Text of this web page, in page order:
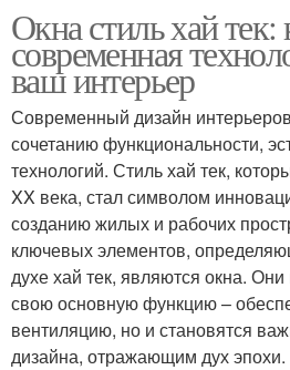
Окна стиль хай тек:
современная
ваш интерьер
Современный дизайн
сочетанию функциональности,
технологий. Стиль хай тек,
XX века, стал символом
созданию жилых и рабочих
ключевых элементов,
духе хай тек, являются окна.
свою основную функцию –
вентиляцию, но и становятся
дизайна, отражающим дух эпохи.